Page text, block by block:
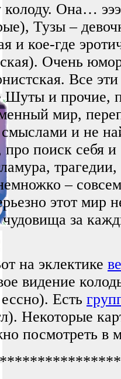
колоду. Она…
Тузы –
и кое-где
Очень
Все
Шуты и прочие,
мир,
и не
поиск себя и
–
этот мир
чудовища за
на эклектике
видение
Есть
Некоторые
посмотреть в